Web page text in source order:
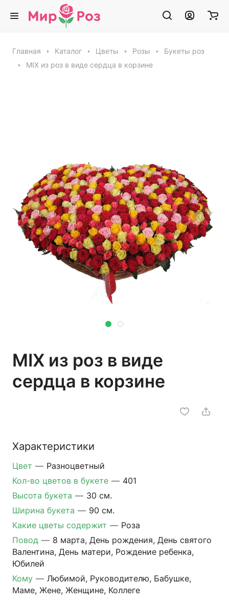
Главная Каталог Цветы Розы
Букеты роз
MIX из роз в виде сердца в корзине
MIX из роз в виде
сердца в корзине
Характеристики
Цвет — Разноцветный
Кол-во цветов в букете — 401
Высота букета — 30 см.
Ширина букета — 90 см.
Какие цветы содержит — Роза
Повод — 8 марта, День рождения, День святого
Валентина, День матери, Рождение ребенка,
Юбилей
Кому — Любимой, Руководителю, Бабушке,
Маме, Жене, Женщине, Коллеге